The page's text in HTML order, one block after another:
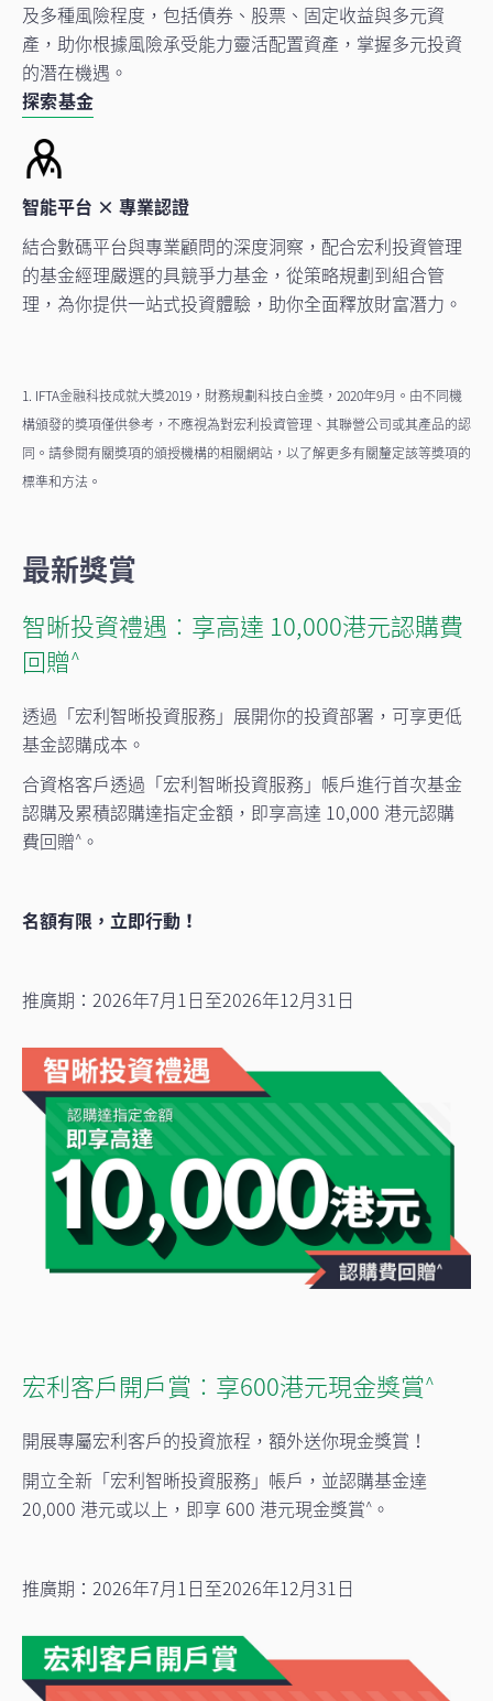
及多種風險程度，包括債券、股票、固定收益與多元資
產，助你根據風險承受能力靈活配置資產，掌握多元投資
的潛在機遇。
探索基金
智能平台 × 專業認證
結合數碼平台與專業顧問的深度洞察，配合宏利投資管理
的基金經理嚴選的具競爭力基金，從策略規劃到組合管
理，為你提供一站式投資體驗，助你全面釋放財富潛力。
1. IFTA金融科技成就大獎2019，財務規劃科技白金獎，2020年9月。由不同機
構頒發的獎項僅供參考，不應視為對宏利投資管理、其聯營公司或其產品的認
同。請參閱有關獎項的頒授機構的相關網站，以了解更多有關釐定該等獎項的
標準和方法。
最新獎賞
智晰投資禮遇︰享高達 10,000港元認購費
回贈^
透過「宏利智晰投資服務」展開你的投資部署，可享更低
基金認購成本。
合資格客戶透過「宏利智晰投資服務」帳戶進行首次基金
認購及累積認購達指定金額，即享高達 10,000 港元認購
費回贈^ 。
名額有限，立即行動！
推廣期：2026年7月1日至2026年12月31日
宏利客戶開戶賞︰享600港元現金獎賞^
開展專屬宏利客戶的投資旅程，額外送你現金獎賞！
開立全新「宏利智晰投資服務」帳戶，並認購基金達
20,000 港元或以上，即享 600 港元現金獎賞^ 。
推廣期：2026年7月1日至2026年12月31日